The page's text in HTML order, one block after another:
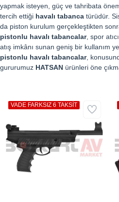
yapmak isteyen, güç ve tahribata
tercih ettiği havalı tabanca türüdür.
da piston kurulum gerçekleştikten
pistonlu havalı tabancalar, spor
atış imkânı sunan geniş bir kullanım
pistonlu havalı tabancalar,
gururumuz HATSAN ürünleri öne
VADE FARKSIZ 6 TAKSİT